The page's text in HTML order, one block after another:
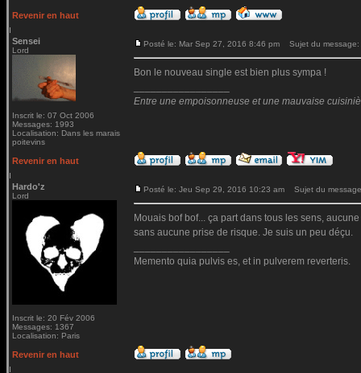
Revenir en haut
Sensei
Lord
Inscrit le: 07 Oct 2006
Messages: 1993
Localisation: Dans les marais
poitevins
Posté le: Mar Sep 27, 2016 8:46 pm Sujet du message:
Bon le nouveau single est bien plus sympa !
Entre une empoisonneuse et une mauvaise
Revenir en haut
Hardo'z
Lord
Inscrit le: 20 Fév 2006
Messages: 1367
Localisation: Paris
Posté le: Jeu Sep 29, 2016 10:23 am Sujet du
Mouais bof bof... ça part dans tous les sens,
sans aucune prise de risque. Je suis un peu déçu.
Memento quia pulvis es, et in pulverem reverteris.
Revenir en haut